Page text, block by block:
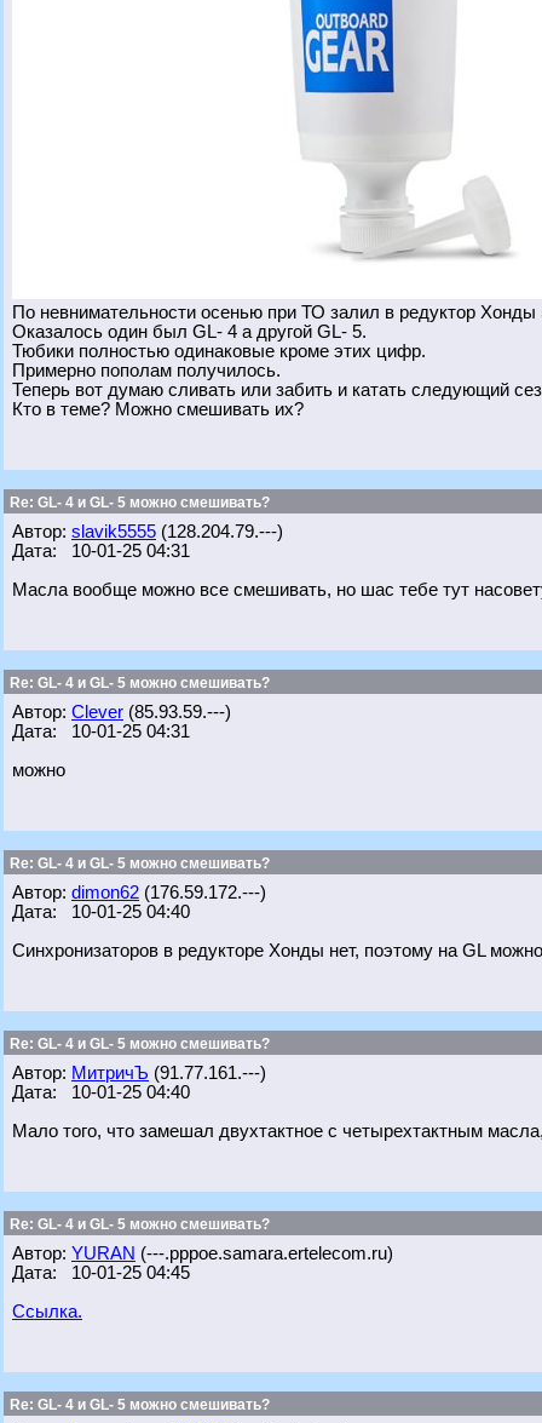
По невнимательности осенью при ТО залил в редуктор
Оказалось один был GL- 4 а другой GL- 5.
Тюбики полностью одинаковые кроме этих цифр.
Примерно пополам получилось.
Теперь вот думаю сливать или забить и катать следующий
Кто в теме? Можно смешивать их?
Re: GL- 4 и GL- 5 можно смешивать?
Автор: slavik5555 (128.204.79.---)
Дата: 10-01-25 04:31
Масла вообще можно все смешивать, но шас тебе тут
Re: GL- 4 и GL- 5 можно смешивать?
Автор: Clever (85.93.59.---)
Дата: 10-01-25 04:31
можно
Re: GL- 4 и GL- 5 можно смешивать?
Автор: dimon62 (176.59.172.---)
Дата: 10-01-25 04:40
Синхронизаторов в редукторе Хонды нет, поэтому на GL
Re: GL- 4 и GL- 5 можно смешивать?
Автор: МитричЪ (91.77.161.---)
Дата: 10-01-25 04:40
Мало того, что замешал двухтактное с четырехтактным
Re: GL- 4 и GL- 5 можно смешивать?
Автор: YURAN (---.pppoe.samara.ertelecom.ru)
Дата: 10-01-25 04:45
Ссылка.
Re: GL- 4 и GL- 5 можно смешивать?